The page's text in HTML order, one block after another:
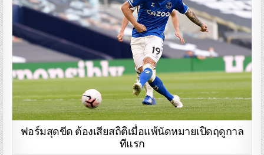
ฟอร์มสุดขีด ต้องเสียสถิติเมื่อแพ้นัดหมายเปิดฤดูกาล
ทีแรก